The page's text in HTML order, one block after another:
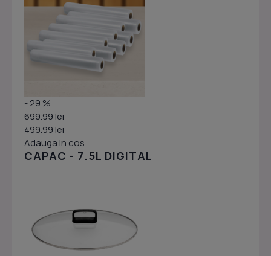
- 29 %
699.99 lei
499.99 lei
Adauga in cos
CAPAC - 7.5L DIGITAL